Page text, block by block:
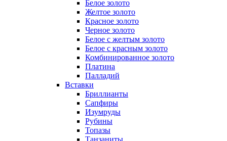
Белое золото
Желтое золото
Красное золото
Черное золото
Белое с желтым золото
Белое с красным золото
Комбинированное золото
Платина
Палладий
Вставки
Бриллианты
Сапфиры
Изумруды
Рубины
Топазы
Танзаниты